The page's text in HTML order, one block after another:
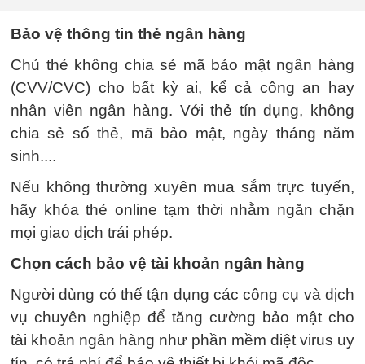
Bảo vệ thông tin thẻ ngân hàng
Chủ thẻ không chia sẻ mã bảo mật ngân hàng
(CVV/CVC) cho bất kỳ ai, kể cả công an hay
nhân viên ngân hàng. Với thẻ tín dụng, không
chia sẻ số thẻ, mã bảo mật, ngày tháng năm
sinh....
Nếu không thường xuyên mua sắm trực tuyến,
hãy khóa thẻ online tạm thời nhằm ngăn chặn
mọi giao dịch trái phép.
Chọn cách bảo vệ tài khoản ngân hàng
Người dùng có thể tận dụng các công cụ và dịch
vụ chuyên nghiệp để tăng cường bảo mật cho
tài khoản ngân hàng như phần mềm diệt virus uy